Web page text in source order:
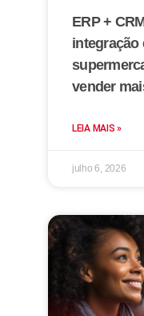
ERP +
integração
vender
LEIA MAIS »
julho 6, 2026